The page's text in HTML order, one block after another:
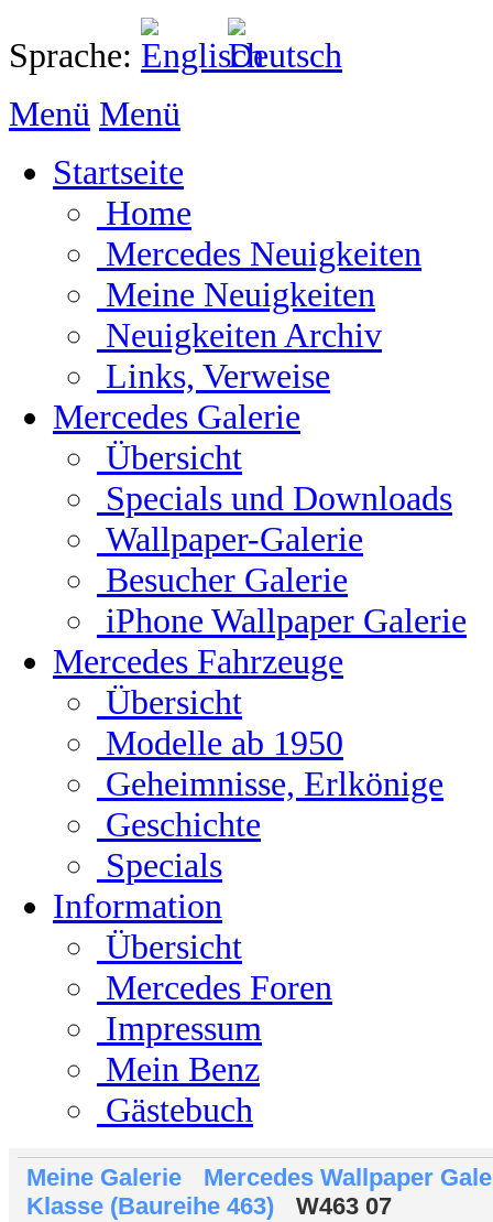
Sprache:
Menü Menü
Startseite
Home
Mercedes Neuigkeiten
Meine Neuigkeiten
Neuigkeiten Archiv
Links, Verweise
Mercedes Galerie
Übersicht
Specials und Downloads
Wallpaper-Galerie
Besucher Galerie
iPhone Wallpaper Galerie
Mercedes Fahrzeuge
Übersicht
Modelle ab 1950
Geheimnisse, Erlkönige
Geschichte
Specials
Information
Übersicht
Mercedes Foren
Impressum
Mein Benz
Gästebuch
Meine Galerie
Mercedes Wallpaper
Klasse (Baureihe 463)
W463 07